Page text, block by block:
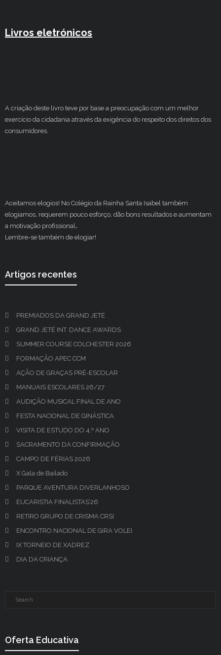
Livros eletrónicos
A criação deste livro teve por base a preocupação com um melhor
exercício da cidadania através da exigência do respeito dos direitos dos
consumidores.
Aceitamos elogios! No Colégio da Rainha Santa Isabel também
elogiamos, requerem pouco esforço, dão bons resultados e aumentam
a motivação profissional.
Lembre-se também de elogiar!
Artigos recentes
PREMIADOS DA GRAND JETÉ
GRAND JETÉ INT. DANCE AWARDS
SUMMER COURSE COLCHESTER 2026
FORMAÇÃO APEC CCM
AÇÃO DE GRAÇAS PRÉ-ESCOLAR
MANUAIS ESCOLARES 26/27
AUDIÇÃO MUSICAL FINAL DE ANO
FESTA NACIONAL DE GINÁSTICA
VISITA DE ESTUDO DO 4.º ANO
SACRAMENTO DA CONFIRMAÇÃO
CAMPO DE FÉRIAS 2026
X Gala de Bailado
PARQUE AVENTURA DIVERLANHOSO
EUCARISTIA FINALISTAS’26
RETIRO GRUPO DE CRISMA CRSI
ENCONTRO NACIONAL DE GIRA VOLEI
IX TORNEIO DE XADREZ
DIA DA CRIANÇA
Oferta Educativa